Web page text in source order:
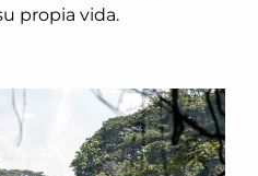
propia vida.